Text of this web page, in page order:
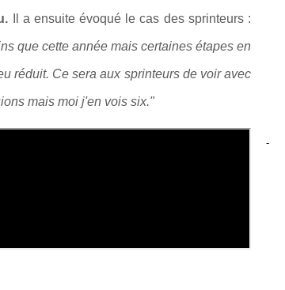
Il a ensuite évoqué le cas des sprinteurs :
que cette année mais certaines étapes en
réduit. Ce sera aux sprinteurs de voir avec
mais moi j'en vois six."
-